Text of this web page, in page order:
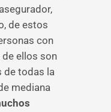
de estos
con
de ellos son
de todas la
mediana